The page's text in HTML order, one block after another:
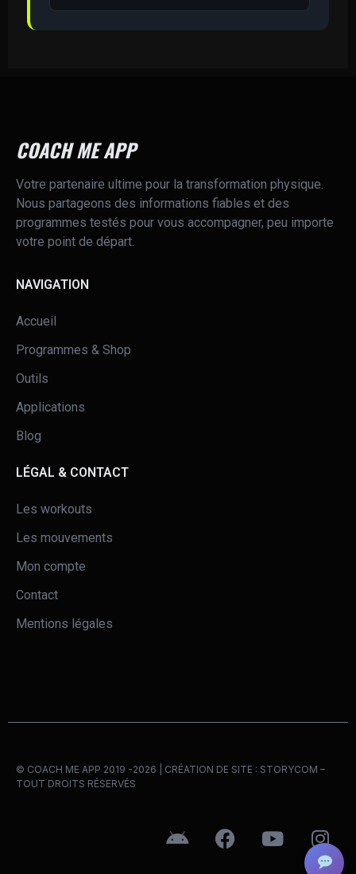
COACH ME APP
Votre partenaire ultime pour la transformation physique.
Nous partageons des informations fiables et des
programmes testés pour vous accompagner, peu importe
votre point de départ.
NAVIGATION
Accueil
Programmes & Shop
Outils
Applications
Blog
LÉGAL & CONTACT
Les workouts
Les mouvements
Mon compte
Contact
Mentions légales
© COACH ME APP 2019 -2026 | CRÉATION DE SITE : STORYCOM –
TOUT DROITS RÉSERVÉS